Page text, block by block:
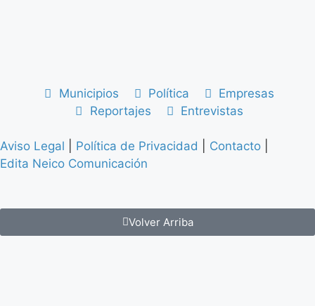
Municipios Política
Empresas
Reportajes
Entrevistas
Aviso Legal Política de Privacidad Contacto
Edita Neico Comunicación
Volver Arriba